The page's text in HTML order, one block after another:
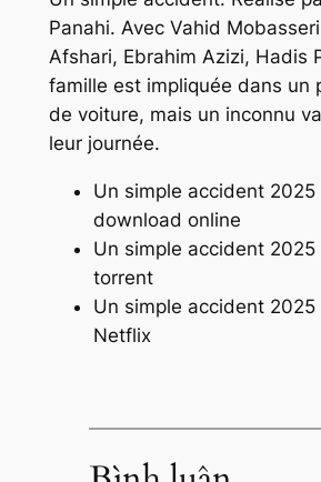
Panahi. Avec Vahid
Afshari, Ebrahim Azizi, Hadis
famille est impliquée dans un
de voiture, mais un inconnu
leur journée.
Un simple accident 2025
download online
Un simple accident 2025
torrent
Un simple accident
Netflix